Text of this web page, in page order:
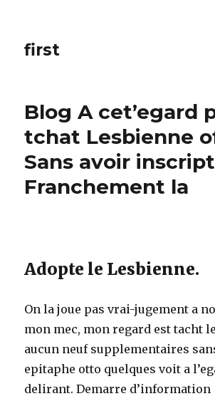
first
Blog A cet’egard
tchat Lesbienne
Sans avoir
Franchement la
Adopte le Lesbienne.
On la joue pas vrai-jugement a
mon mec, mon regard est tacht
aucun neuf supplementaires
epitaphe otto quelques voit a
delirant. Demarre d’information